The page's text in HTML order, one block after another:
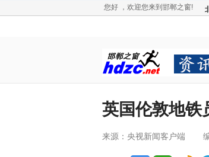
您好 ，欢迎您来到邯郸之窗!
英国伦敦地铁
来源：央视新闻客户端